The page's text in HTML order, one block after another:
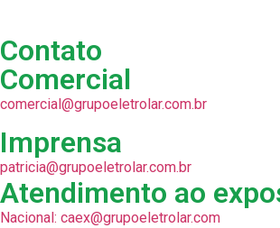
Contato
Comercial
comercial@grupoeletrolar.com.br
Imprensa
patricia@grupoeletrolar.com.br
Atendimento ao
Nacional: caex@grupoeletrolar.com